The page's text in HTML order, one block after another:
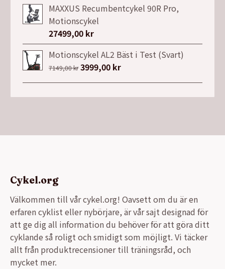
priset
var:
9990,00 kr.
priset
MAXXUS Recumbentcykel 90R Pro,
Motionscykel
27499,00 kr
Motionscykel AL2 Bäst i Test (Svart)
7149,00kr Det
3999,00 krDet
Cykel.org
Välkommen till vår cykel.org! Oavsett om du är en
erfaren cyklist eller nybörjare, är vår sajt designad för
att ge dig all information du behöver för att göra ditt
cyklande så roligt och smidigt som möjligt. Vi täcker
allt från produktrecensioner till träningsråd, och
mycket mer.